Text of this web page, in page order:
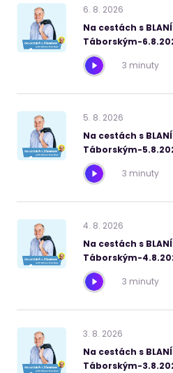
6. 8. 2026
Na cestách s
Táborským-
3 minuty
5. 8. 2026
Na cestách s
Táborským-
3 minuty
4. 8. 2026
Na cestách s
Táborským-
3 minuty
3. 8. 2026
Na cestách s
Táborským-